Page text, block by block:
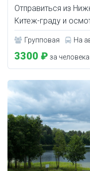
Отправиться из
Китеж-граду и
Групповая На
3300 ₽ за человека